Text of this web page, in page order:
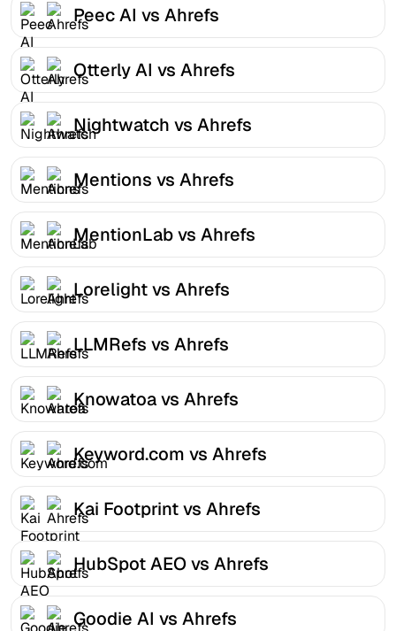
Peec AI vs Ahrefs
Otterly AI vs Ahrefs
Nightwatch vs Ahrefs
Mentions vs Ahrefs
MentionLab vs Ahrefs
Lorelight vs Ahrefs
LLMRefs vs Ahrefs
Knowatoa vs Ahrefs
Keyword.com vs Ahrefs
Kai Footprint vs Ahrefs
HubSpot AEO vs Ahrefs
Goodie AI vs Ahrefs